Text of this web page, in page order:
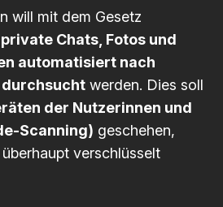
will mit dem Gesetz
private Chats, Fotos und
automatisiert nach
werden. Dies soll
der Nutzerinnen und
Scanning) geschehen,
verschlüsselt